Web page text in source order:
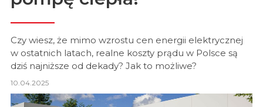
Czy wiesz, że mimo wzrostu cen energii elektrycznej
w ostatnich latach, realne koszty prądu w Polsce są
dziś najniższe od dekady? Jak to możliwe?
10.04.2025